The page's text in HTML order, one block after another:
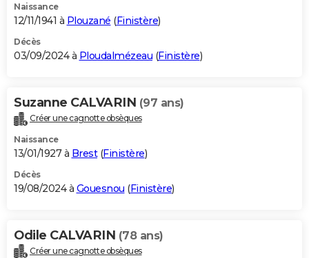
Naissance
12/11/1941 à Plouzané (Finistère)
Décès
03/09/2024 à Ploudalmézeau (Finistère)
Suzanne CALVARIN (97 ans)
Créer une cagnotte obsèques
Naissance
13/01/1927 à Brest(Finistère)
Décès
19/08/2024 à Gouesnou (Finistère)
Odile CALVARIN (78 ans)
Créer une cagnotte obsèques